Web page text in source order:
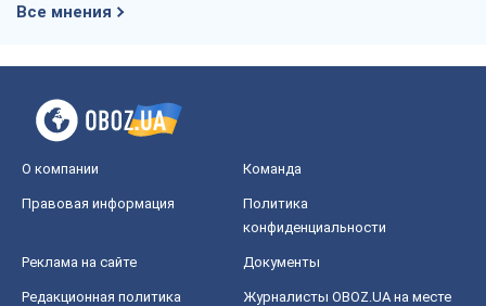
Все мнения
О компании Команда
Правовая информация
Политика
конфиденциальности
Реклама на сайте Документы
Редакционная политика
Журналисты OBOZ.UA на месте